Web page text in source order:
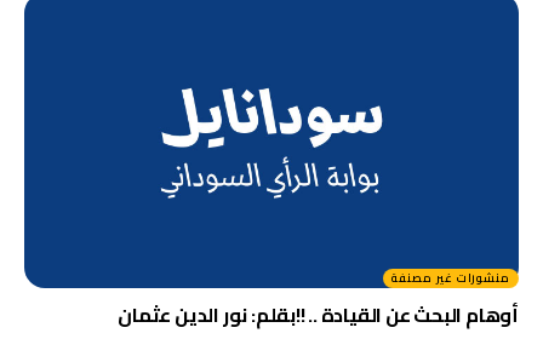
منشورات غير مصنفة
أوهام البحث عن القيادة .. !!بقلم: نور الدين عثمان